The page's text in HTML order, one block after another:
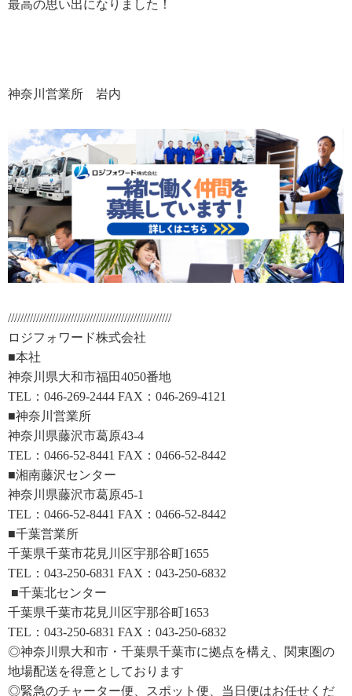
最高の思い出になりました！
神奈川営業所 岩内
////////////////////////////////////////////////////
ロジフォワード株式会社
■本社
神奈川県大和市福田4050番地
TEL：046-269-2444 FAX：046-269-4121
■神奈川営業所
神奈川県藤沢市葛原43-4
TEL：0466-52-8441 FAX：0466-52-8442
■湘南藤沢センター
神奈川県藤沢市葛原45-1
TEL：0466-52-8441 FAX：0466-52-8442
■千葉営業所
千葉県千葉市花見川区宇那谷町1655
TEL：043-250-6831 FAX：043-250-6832
■千葉北センター
千葉県千葉市花見川区宇那谷町1653
TEL：043-250-6831 FAX：043-250-6832
◎神奈川県大和市・千葉県千葉市に拠点を構え、関東圏の
地場配送を得意としております
◎緊急のチャーター便、スポット便、当日便はお任せくだ